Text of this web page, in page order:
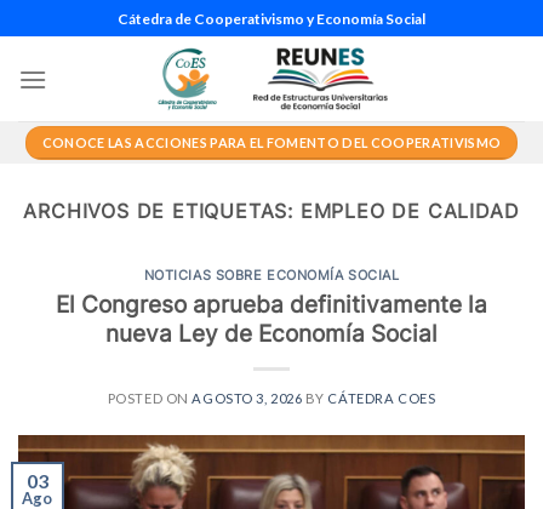
al
contenido
Cátedra de Cooperativismo y Economía Social
CONOCE LAS ACCIONES PARA EL FOMENTO DEL COOPERATIVISMO
ARCHIVOS DE ETIQUETAS: EMPLEO DE CALIDAD
NOTICIAS SOBRE ECONOMÍA SOCIAL
El Congreso aprueba definitivamente la
nueva Ley de Economía Social
POSTED ON AGOSTO 3, 2026 BY CÁTEDRA COES
03
Ago